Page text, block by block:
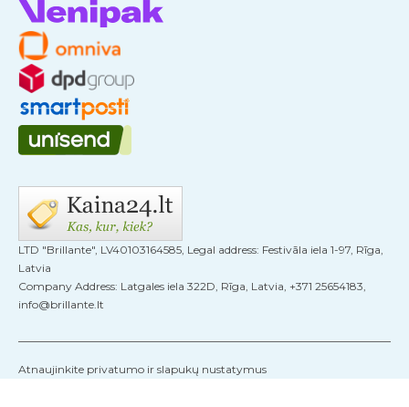
LTD "Brillante", LV40103164585, Legal address: Festivāla iela 1-97, Rīga,
Latvia
Company Address: Latgales iela 322D, Rīga, Latvia, +371 25654183,
info@brillante.lt
Atnaujinkite privatumo ir slapukų nustatymus